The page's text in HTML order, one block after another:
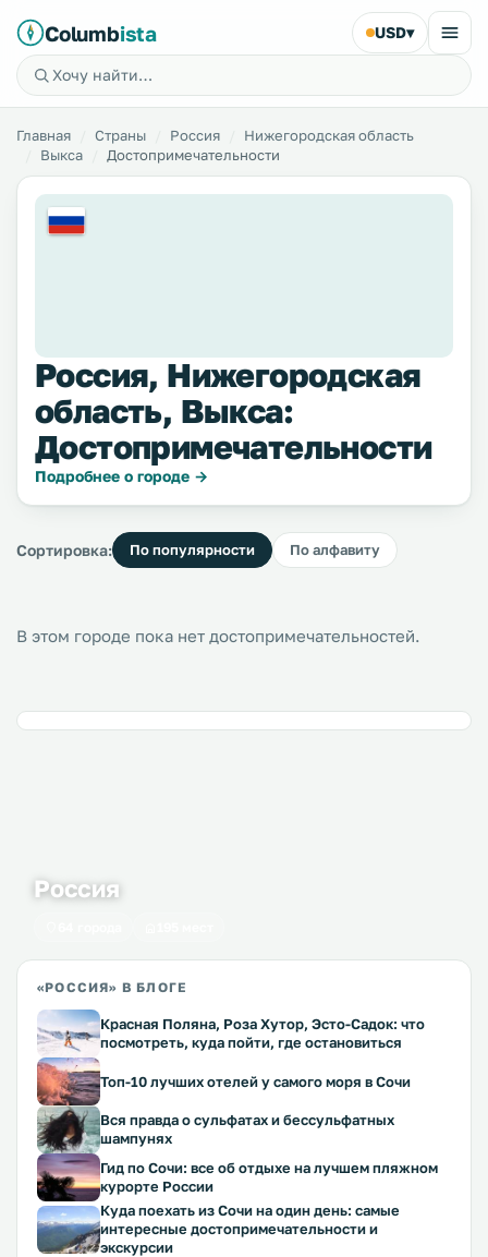
Columbista USD▾
Главная Страны Россия
Нижегородская область
Выкса
Достопримечательности
Россия, Нижегородская
область, Выкса:
Достопримечательности
Подробнее о городе →
Сортировка: По популярности По алфавиту
В этом городе пока нет достопримечательностей.
Россия
«РОССИЯ» В БЛОГЕ
Красная Поляна, Роза Хутор, Эсто-Садок: что
посмотреть, куда пойти, где остановиться
Топ-10 лучших отелей у самого моря в Сочи
Вся правда о сульфатах и бессульфатных
шампунях
Гид по Сочи: все об отдыхе на лучшем пляжном
курорте России
Куда поехать из Сочи на один день: самые
интересные достопримечательности и
экскурсии